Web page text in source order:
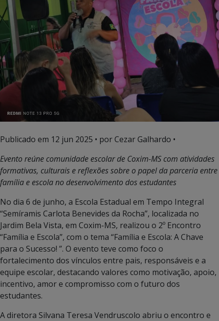
Publicado em 12 jun 2025 • por Cezar Galhardo •
Evento reúne comunidade escolar de Coxim-MS com atividades
formativas, culturais e reflexões sobre o papel da parceria entre
família e escola no desenvolvimento dos estudantes
No dia 6 de junho, a Escola Estadual em Tempo Integral
“Semíramis Carlota Benevides da Rocha”, localizada no
Jardim Bela Vista, em Coxim-MS, realizou o 2º Encontro
“Família e Escola”, com o tema “Família e Escola: A Chave
para o Sucesso! ”. O evento teve como foco o
fortalecimento dos vínculos entre pais, responsáveis e a
equipe escolar, destacando valores como motivação, apoio,
incentivo, amor e compromisso com o futuro dos
estudantes.
A diretora Silvana Teresa Vendruscolo abriu o encontro e